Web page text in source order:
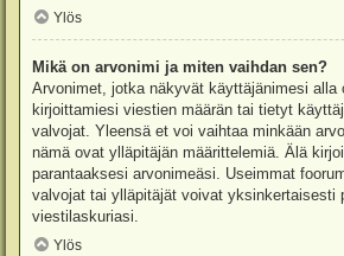
Ylös
Mikä on arvonimi ja miten vaihdan sen?
Arvonimet, jotka näkyvät käyttäjänimesi alla
kirjoittamiesi viestien määrän tai tietyt
valvojat. Yleensä et voi vaihtaa minkään
nämä ovat ylläpitäjän määrittelemiä. Älä
parantaaksesi arvonimeäsi. Useimmat
valvojat tai ylläpitäjät voivat yksinkertaisesti
viestilaskuriasi.
Ylös